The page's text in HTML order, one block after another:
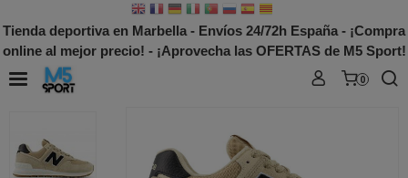
Tienda deportiva en Marbella - Envíos 24/72h España - ¡Compra
online al mejor precio! - ¡Aprovecha las OFERTAS de M5 Sport!
0